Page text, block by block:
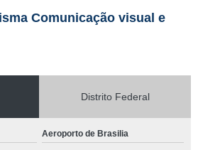
Comunicação visual e
Distrito Federal
Aeroporto de Brasilia